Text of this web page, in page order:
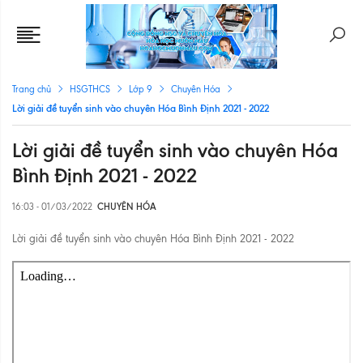
Trang chủ HSGTHCS Lớp 9 Chuyên Hóa
Lời giải đề tuyển sinh vào chuyên Hóa Bình Định 2021 - 2022
Lời giải đề tuyển sinh vào chuyên Hóa
Bình Định 2021 - 2022
16:03 - 01/03/2022 CHUYÊN HÓA
Lời giải đề tuyển sinh vào chuyên Hóa Bình Định 2021 - 2022